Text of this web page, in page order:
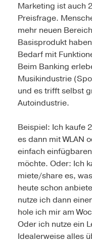
Marketing ist auch
Preisfrage.
mehr neuen
Basisprodukt
Bedarf mit
Beim Banking
Musikindustrie
und es trifft selbst
Autoindustrie.
Beispiel: Ich kaufe
es dann mit WLAN
einfach
möchte. Oder: Ich
miete/share es,
heute schon
nutze ich dann
hole ich mir am
Oder ich nutze ein
Idealerweise alles